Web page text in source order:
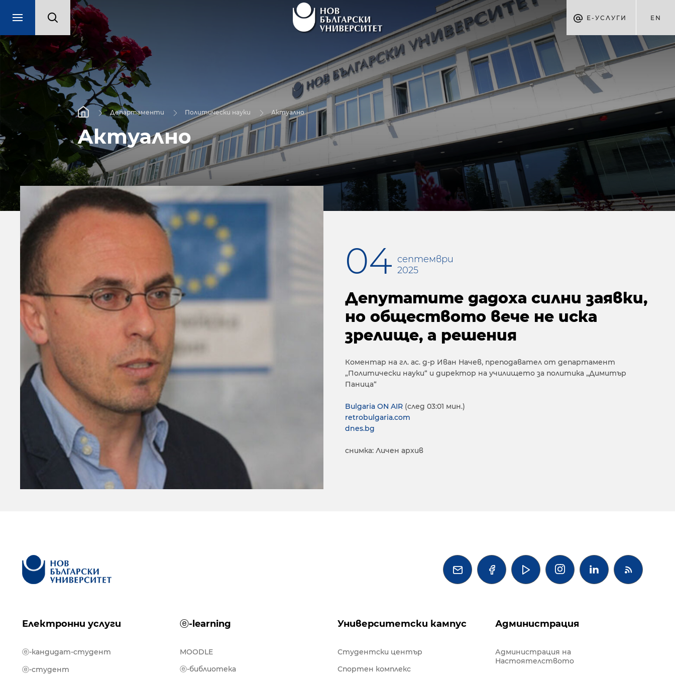
Е-УСЛУГИ EN
Департаменти Политически науки Актуално
Актуално
04 септември
2025
Депутатите дадоха силни заявки,
но обществото вече не иска
зрелище, а решения
Коментар на гл. ас. д-р Иван Начев, преподавател от департамент
„Политически науки“ и директор на училището за политика „Димитър
Паница“
Bulgaria ON AIR (след 03:01 мин.)
retrobulgaria.com
dnes.bg
снимка: Личен архив
   
Електронни услуги ⓔ-learning Университетски кампус Администрация
ⓔ-кандидат-студент
ⓔ-студент
MOODLE
ⓔ-библиотека
Студентски център
Спортен комплекс
Администрация на
Настоятелството